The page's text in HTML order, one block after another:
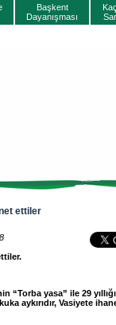
Başkent
Dayanışması
ettiler
“Torba yasa” ile 29
aykırıdır, Vasiyete